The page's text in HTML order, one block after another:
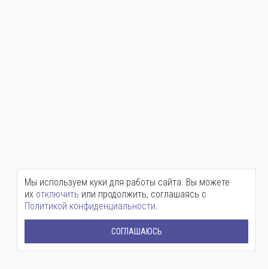
Мы используем куки для работы сайта. Вы можете
их отключить или продолжить, соглашаясь с
Политикой конфиденциальности.
СОГЛАШАЮСЬ